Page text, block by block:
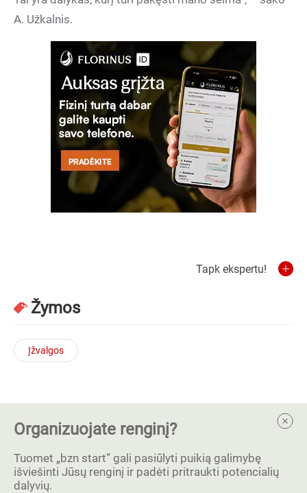
A. Užkalnis.
Tapk ekspertu!
Žymos
Įžvalgos
Organizuojate renginį?
Tuomet „bzn start” gali pasiūlyti puikią galimybę
išviešinti Jūsų renginį ir padėti pritraukti potencialių
dalyvių.